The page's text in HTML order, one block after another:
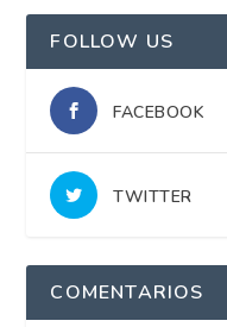
FOLLOW US
FACEBOOK
TWITTER
COMENTARIOS